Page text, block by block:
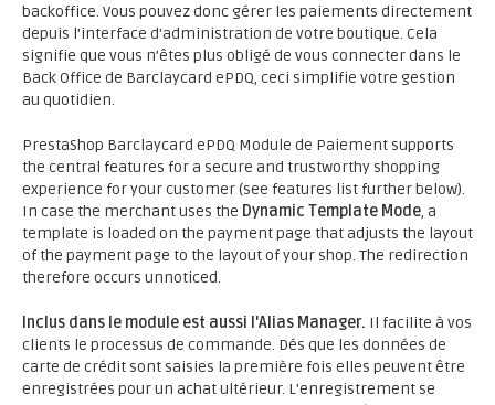
backoffice. Vous pouvez donc gérer les paiements directement
depuis l'interface d'administration de votre boutique. Cela
signifie que vous n’êtes plus obligé de vous connecter dans le
Back Office de Barclaycard ePDQ, ceci simplifie votre gestion
au quotidien.
PrestaShop Barclaycard ePDQ Module de Paiement supports
the central features for a secure and trustworthy shopping
experience for your customer (see features list further below).
In case the merchant uses the Dynamic Template Mode, a
template is loaded on the payment page that adjusts the layout
of the payment page to the layout of your shop. The redirection
therefore occurs unnoticed.
Inclus dans le module est aussi l'Alias Manager. Il facilite à vos
clients le processus de commande. Dés que les données de
carte de crédit sont saisies la première fois elles peuvent être
enregistrées pour un achat ultérieur. L'enregistrement se